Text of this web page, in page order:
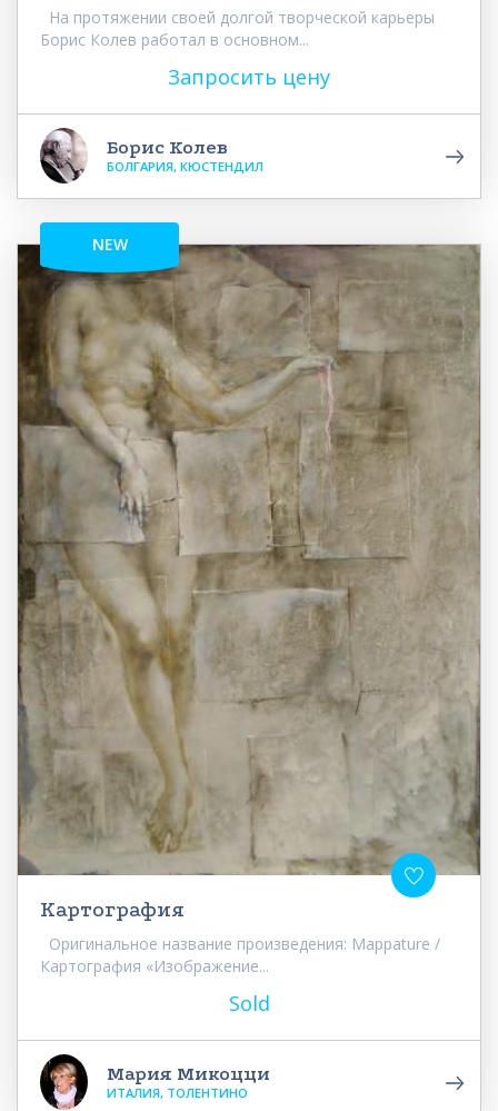
На протяжении своей долгой творческой карьеры
Борис Колев работал в основном...
Запросить цену
Борис Колев
БОЛГАРИЯ, КЮСТЕНДИЛ
NEW
Картография
Оригинальное название произведения: Mappature /
Картография «Изображение...
Sold
Мария Микоцци
ИТАЛИЯ, ТОЛЕНТИНО